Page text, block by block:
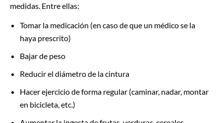
medidas. Entre ellas:
Tomar la medicación (en caso de que un médico se la
haya prescrito)
Bajar de peso
Reducir el diámetro de la cintura
Hacer ejercicio de forma regular (caminar, nadar, montar
en bicicleta, etc.)